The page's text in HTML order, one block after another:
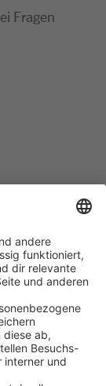
Fragen